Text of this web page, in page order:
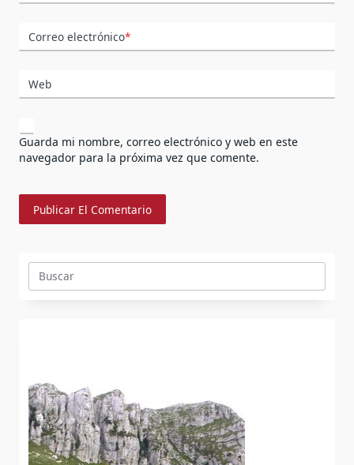
Correo electrónico*
Web
Guarda mi nombre, correo electrónico y web en este
navegador para la próxima vez que comente.
Buscar: